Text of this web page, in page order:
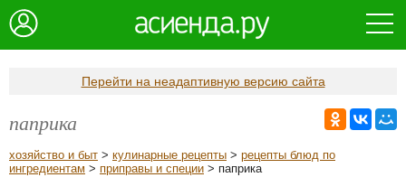
Перейти на неадаптивную версию сайта
паприка
хозяйство и быт > кулинарные рецепты > рецепты блюд по
ингредиентам > приправы и специи > паприка